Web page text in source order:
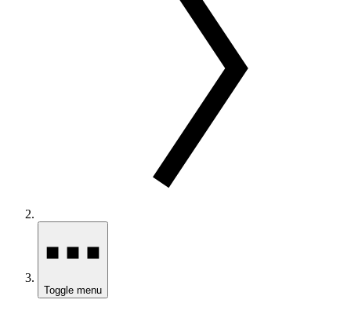
Toggle menu